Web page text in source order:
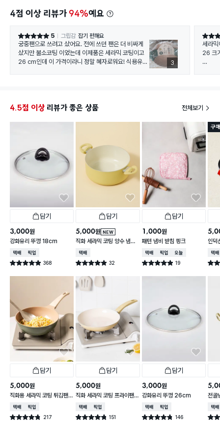
4점 이상 리뷰가 94%예요
별점 5점 5 그립감 잡기 편해요
궁중팬으로 쓰려고 샀어요. 전에 쓰던 팬은 더 비싸게
샀지만 불소코팅 이었는데 이제품은 세라믹 코팅이고
26 cm인데 이 가격이라니 정말 혜자로워요! 식용유로
기 편하네요. 비싸게 산 무거운 스텐 제품은 있지만 너
오히려 더 유용하고 자주 쓰게되네요. 아주 맘에 듭니
3
별점 5
세라믹
26 크
너무
코팅
것 같
4.5점 이상 리뷰가 좋은 상품 전체보기
담기
3,000원
강화유리 뚜껑 18cm
택배배송매장픽업
별점 4.9점 368
건 작성
담기
NEW
5,000원
직화 세라믹 코팅 양수 냄비
18 cm
택배배송
별점 4.9점 32
건 작성
담기
1,000원
패턴 냄비 받침 핑크
택배배송매장픽업오늘배송
별점 4.9점 19
건 작성
구
인덕
택배
별점
담기
5,000원
직화용 세라믹 코팅 튀김팬
22 cm
택배배송매장픽업
별점 4.8점 217
담기
5,000원
직화 세라믹 코팅 프라이팬
24 cm
택배배송매장픽업
별점 4.8점 151
담기
3,000원
강화유리 뚜껑 26cm
택배배송매장픽업
별점 4.8점 146
전
택배
별점